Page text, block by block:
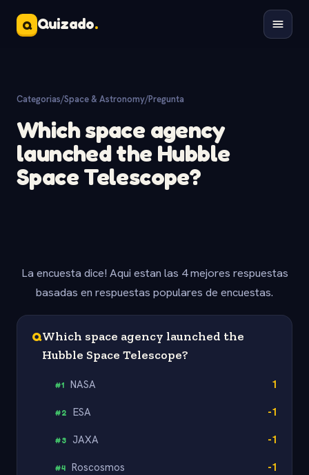
Q Quizado.
Categorias/Space & Astronomy/Pregunta
Which space agency
launched the Hubble
Space Telescope?
La encuesta dice! Aqui estan las 4 mejores respuestas
basadas en respuestas populares de encuestas.
QWhich space agency launched the
Hubble Space Telescope?
#1 NASA 1
#2 ESA -1
#3 JAXA -1
#4 Roscosmos -1